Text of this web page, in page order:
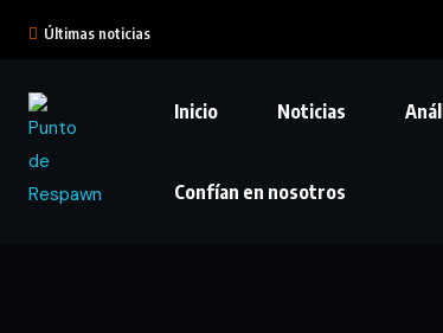
Últimas noticias
Inicio Noticias
Confían en nosotros